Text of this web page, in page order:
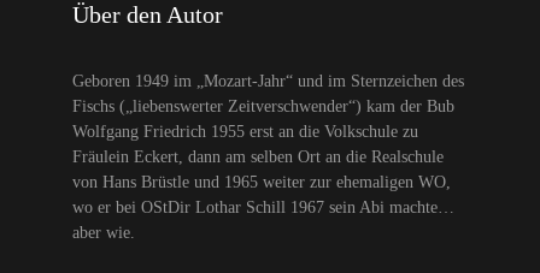
Über den Autor
Geboren 1949 im „Mozart-Jahr“ und im Sternzeichen des
Fischs („liebenswerter Zeitverschwender“) kam der Bub
Wolfgang Friedrich 1955 erst an die Volkschule zu
Fräulein Eckert, dann am selben Ort an die Realschule
von Hans Brüstle und 1965 weiter zur ehemaligen WO,
wo er bei OStDir Lothar Schill 1967 sein Abi machte…
aber wie.